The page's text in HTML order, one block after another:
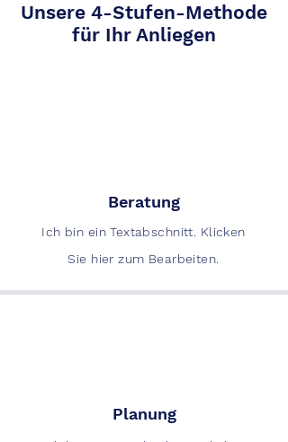
Unsere 4-Stufen-Methode
für Ihr Anliegen
Beratung
Ich bin ein Textabschnitt. Klicken
Sie hier zum Bearbeiten.
Planung